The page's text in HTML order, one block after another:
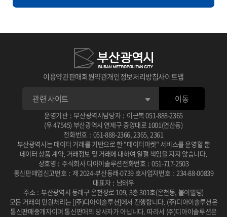
질의 데이터 분석을 지원할 수 있습니다. [개요] - 한국인의 자가 정신
유형 코드 - 자기진단 우울 - 자기진단 불안 - 자기진단 스트레스 - 자
기진단 외상후점수 - 상담사 진단 우울 - 상담사 진단 불안 - 상담사 진
에서 주요우울장애 선별을 위한 PHQ-2/PHQ-9 연속선별검사의 유
용성 연구 목적: 일차의료 환경에서 PHQ-2와 PHQ-9를 연속적으로
사용하는 선별검사의 효율성과 정확성을 평가 사용 데이터: 2010년
2월부터 6월까지 일개 대학병원 외래환자 201명을 대상으로 PHQ-
2, PHQ-9, BDI 설문조사 및 DSM-IV 기준에 따른 주치의 면담 주요
결과: PHQ-2/PHQ-9 연속선별검사는 단독 시행보다 진단 정확도가
높고 소요 시간이 적어 일차진료에서 우울증 선별에 유용한 도구로
확인됨 DOI / 링크: 논문 보기 � 뇌교육 기반 명상과 응용근신경학
이용약관판매회원약관개인정보처리방침사이트맵
운영기관 : 부산광역시담당자 : 이근복051-888-2365
(우 47545) 부산광역시 연제구 중앙대로 1001(연산동)
전화번호 : 051-888-2366, 2365, 2361
부산광역시는 데이터 거래를 기반으로 한 "데이터마켓" 서비스를 운영할 뿐
데이터 상품 계약, 거래정보 및 거래에 대하여 일절 책임을 지지 않습니다.
상호명 : 주식회사 디아이솔루션전화번호 : 051-717-2503
통신판매업신고번호 : 제 2024-부산동래-0739 호사업자번호 : 234-88-00839
대표자 : 남태우
주소 : 부산광역시 동래구 온천장로 109, 3층 301호(온천동, 붙이빌딩)
모든 거래의 민원처리는 [(주)디아이솔루션]에서 진행합니다. (주)디아이솔루션은
통신판매중개자이며 통신판매의 당사자가 아닙니다. 따라서 (주)디아이솔루션은
이동